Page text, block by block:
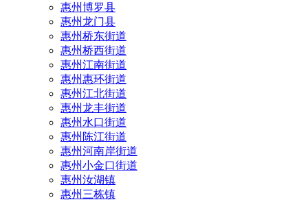
惠州‌博罗县
惠州‌龙门县
惠州桥东街道
惠州桥西街道
惠州江南街道
惠州惠环街道
惠州江北街道
惠州龙丰街道
惠州水口街道
惠州陈江街道
惠州河南岸街道
惠州小金口街道
惠州汝湖镇
惠州三栋镇